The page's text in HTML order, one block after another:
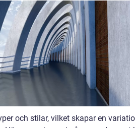
och stilar, vilket skapar en